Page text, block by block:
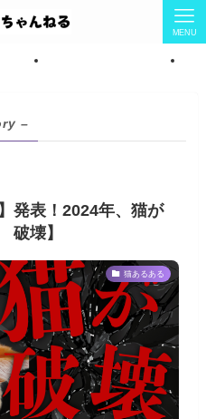
MENU
ページ ねこ紹介★女の子7匹★
–
発表！2024年、猫が
壊】
猫あるある